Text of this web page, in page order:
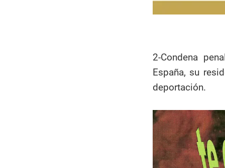
2-Condena
España, su
deportación.